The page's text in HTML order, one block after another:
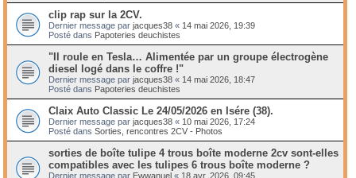
clip rap sur la 2CV.
Dernier message par jacques38 « 14 mai 2026, 19:39
Posté dans Papoteries deuchistes
"Il roule en Tesla… Alimentée par un groupe électrogène
diesel logé dans le coffre !"
Dernier message par jacques38 « 14 mai 2026, 18:47
Posté dans Papoteries deuchistes
Claix Auto Classic Le 24/05/2026 en Isére (38).
Dernier message par jacques38 « 10 mai 2026, 17:24
Posté dans Sorties, rencontres 2CV - Photos
sorties de boîte tulipe 4 trous boîte moderne 2cv sont-elles
compatibles avec les tulipes 6 trous boîte moderne ?
Dernier message par Ewwanuel « 18 avr. 2026, 09:45